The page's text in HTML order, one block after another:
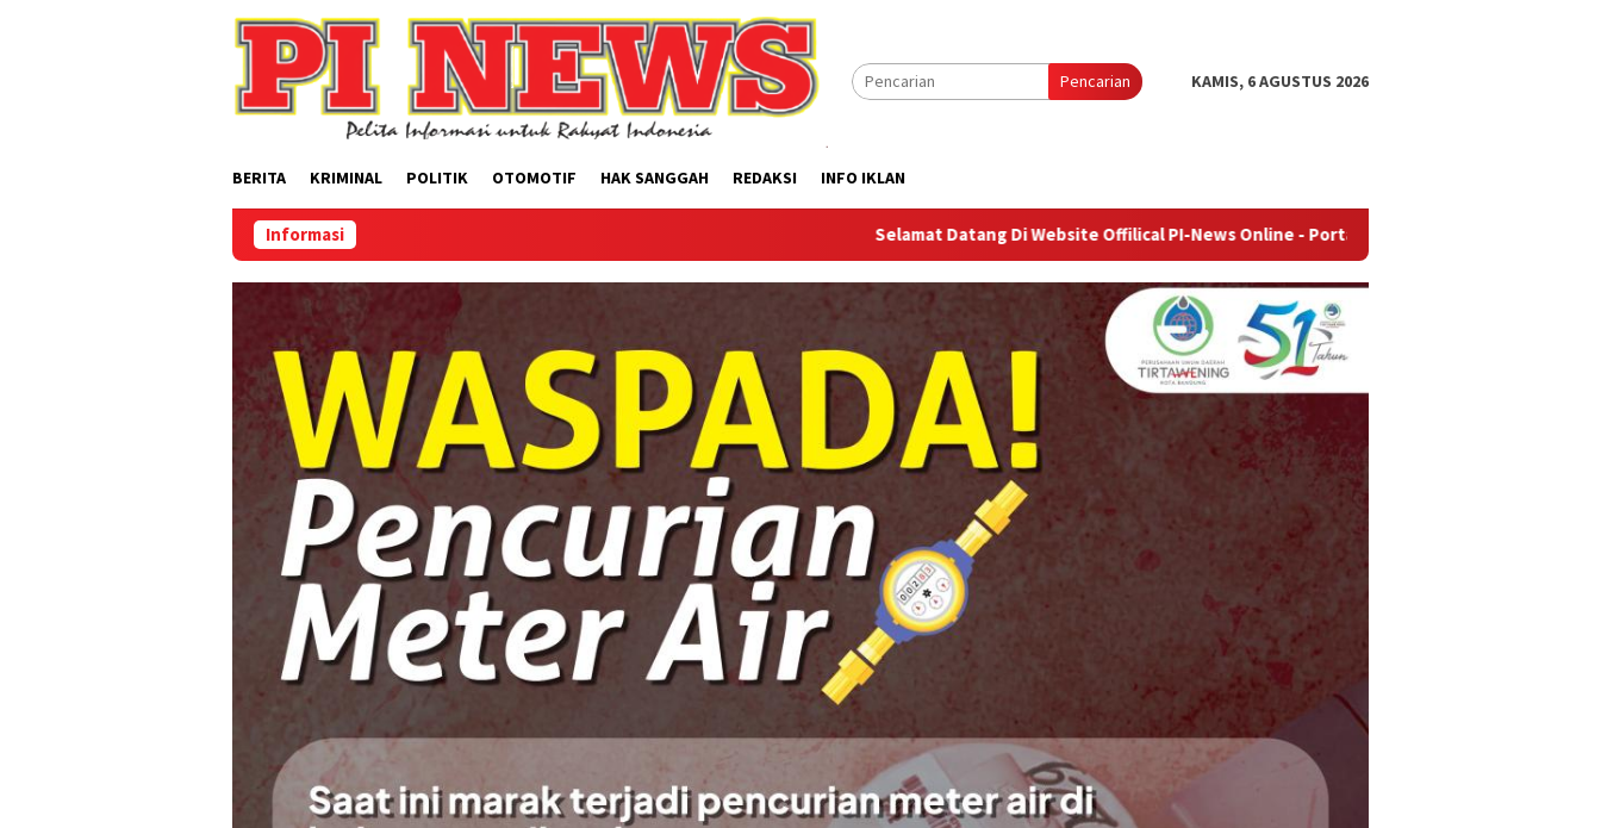
Pencarian
KAMIS, 6 AGUSTUS 2026
BERITA KRIMINAL POLITIK OTOMOTIF HAK SANGGAH REDAKSI INFO IKLAN
Informasi Selamat Datang Di Website Offilical PI-News Online - Portal Berita Terupdate & Terpercaya